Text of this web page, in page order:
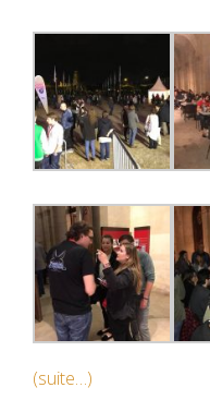
(suite…)